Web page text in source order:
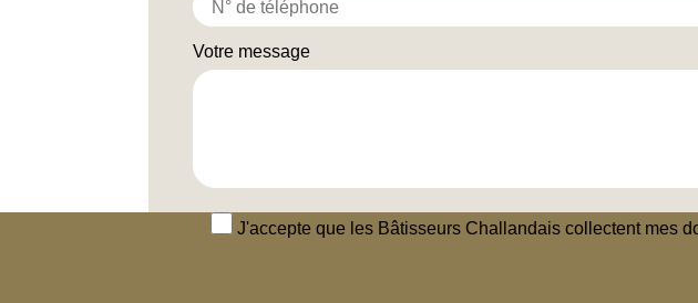
Votre message
J'accepte que les Bâtisseurs Challandais collectent mes